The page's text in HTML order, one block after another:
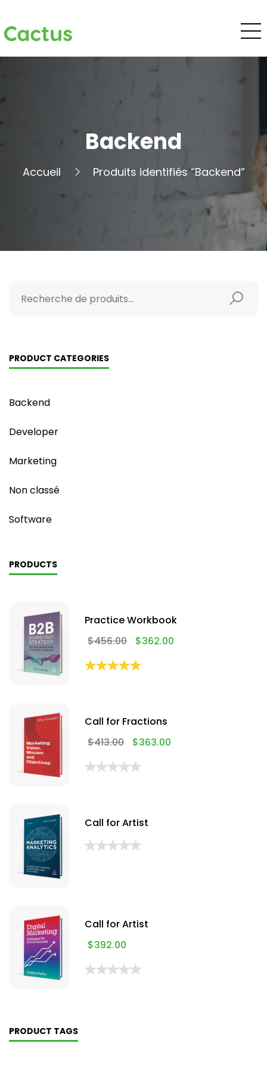
Cactus
Backend
Accueil Produits identifiés “Backend”
PRODUCT CATEGORIES
Backend
Developer
Marketing
Non classé
Software
PRODUCTS
Practice Workbook
$456.00 $362.00
Call for Fractions
$413.00 $363.00
Call for Artist
Call for Artist
$392.00
PRODUCT TAGS